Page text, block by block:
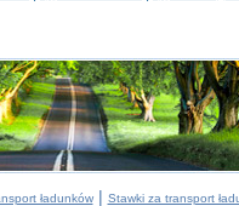
ładunków| Stawki za transport